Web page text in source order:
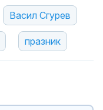
Васил Сгурев
празник